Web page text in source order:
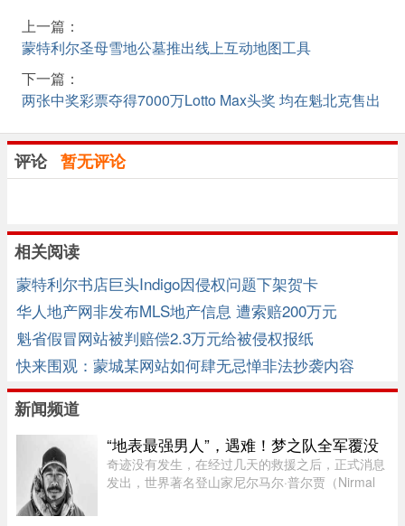
上一篇：
蒙特利尔圣母雪地公墓推出线上互动地图工具
下一篇：
两张中奖彩票夺得7000万Lotto Max头奖 均在魁北克售出
评论 暂无评论
相关阅读
蒙特利尔书店巨头Indigo因侵权问题下架贺卡
华人地产网非发布MLS地产信息 遭索赔200万元
魁省假冒网站被判赔偿2.3万元给被侵权报纸
快来围观：蒙城某网站如何肆无忌惮非法抄袭内容
新闻频道
“地表最强男人”，遇难！梦之队全军覆没
奇迹没有发生，在经过几天的救援之后，正式消息
发出，世界著名登山家尼尔马尔·普尔贾（Nirmal